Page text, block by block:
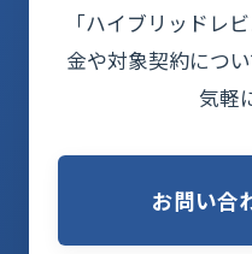
「ハイブリッドレ
金や対象契約につ
気軽
お問い合